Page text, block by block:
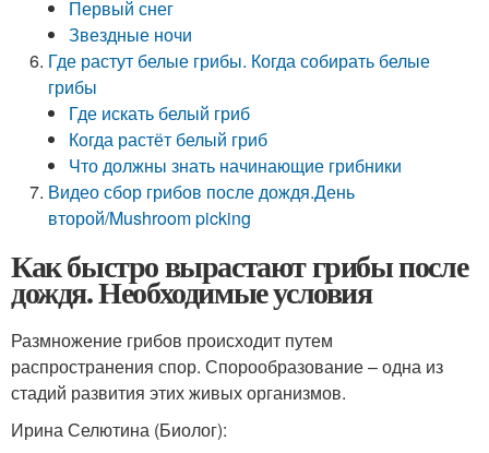
Первый снег
Звездные ночи
Где растут белые грибы. Когда собирать белые
грибы
Где искать белый гриб
Когда растёт белый гриб
Что должны знать начинающие грибники
Видео сбор грибов после дождя.День
второй/Mushroom picking
Как быстро вырастают грибы после
дождя. Необходимые условия
Размножение грибов происходит путем
распространения спор. Спорообразование – одна из
стадий развития этих живых организмов.
Ирина Селютина (Биолог):